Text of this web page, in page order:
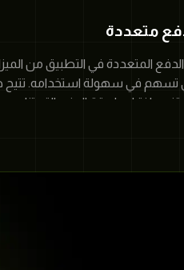
متعددة
المتعددة في التطبيق من
تسهم في سهولة استخدامه. تتيح
اختيار طريقة الدفع التي